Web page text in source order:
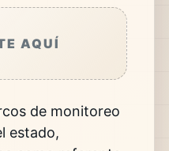
AQUÍ
de monitoreo
estado,